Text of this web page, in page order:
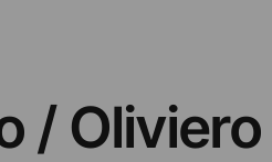
/ Oliviero